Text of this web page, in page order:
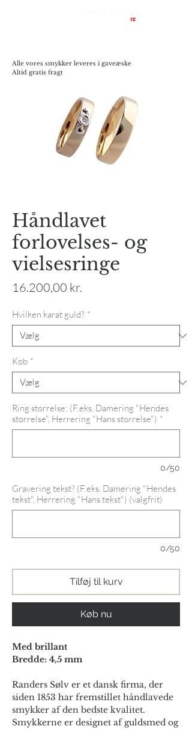
Håndlavet
forlovelses- og
vielsesringe
16.200,00 kr.
Hvilken karat guld? *
Køb *
Ring størrelse: (F.eks. Damering "Hendes
størrelse", Herrering "Hans størrelse") *
0/50
Gravering tekst? (F.eks. Damering "Hendes
tekst", Herrering "Hans tekst") (valgfrit)
0/50
Tilføj til kurv
Køb nu
Med brillant
Bredde: 4,5 mm
Randers Sølv er et dansk firma, der
siden 1853 har fremstillet håndlavede
smykker af den bedste kvalitet.
Smykkerne er designet af guldsmed og
Alle vores smykker leveres i gaveæske
Altid gratis fragt